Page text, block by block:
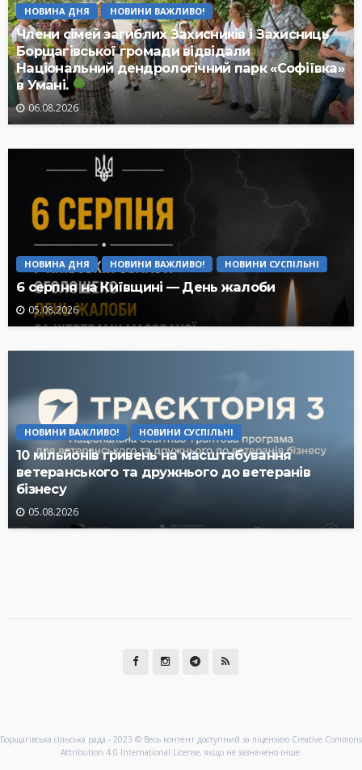
НОВИНА ДНЯ НОВИНИ ВАЖЛИВО!
Члени сімей загиблих Захисників і Захисниць
Борщагівської громади відвідали
Національний дендрологічний парк «Софіївка»
в Умані.
06.08.2026
НОВИНА ДНЯ НОВИНИ ВАЖЛИВО! НОВИНИ СУСПІЛЬНІ
6 серпня на Київщині — День жалоби
05.08.2026
НОВИНИ ВАЖЛИВО! НОВИНИ СУСПІЛЬНІ
10 мільйонів гривень на масштабування
ветеранського та дружнього до ветеранів
бізнесу
05.08.2026
Борщагівська сільська рада - 2023 © Весь контент доступний за ліцензією Creative Commons
Attribution 4.0 International License, якщо не зазначено інше.